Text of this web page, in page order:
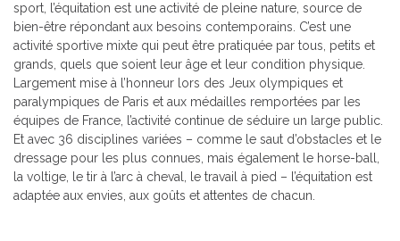
sport, l’équitation est une activité de pleine nature, source de
bien-être répondant aux besoins contemporains. C’est une
activité sportive mixte qui peut être pratiquée par tous, petits et
grands, quels que soient leur âge et leur condition physique.
Largement mise à l’honneur lors des Jeux olympiques et
paralympiques de Paris et aux médailles remportées par les
équipes de France, l’activité continue de séduire un large public.
Et avec 36 disciplines variées – comme le saut d’obstacles et le
dressage pour les plus connues, mais également le horse-ball,
la voltige, le tir à l’arc à cheval, le travail à pied – l’équitation est
adaptée aux envies, aux goûts et attentes de chacun.